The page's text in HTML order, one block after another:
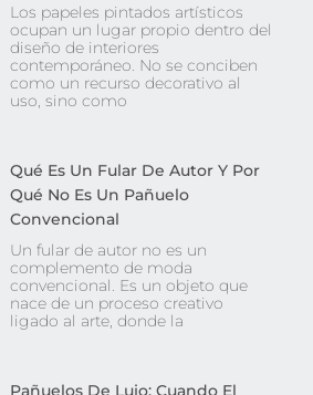
Los papeles pintados artísticos
ocupan un lugar propio dentro del
diseño de interiores
contemporáneo. No se conciben
como un recurso decorativo al
uso, sino como
Qué Es Un Fular De Autor Y Por
Qué No Es Un Pañuelo
Convencional
Un fular de autor no es un
complemento de moda
convencional. Es un objeto que
nace de un proceso creativo
ligado al arte, donde la
Pañuelos De Lujo: Cuando El